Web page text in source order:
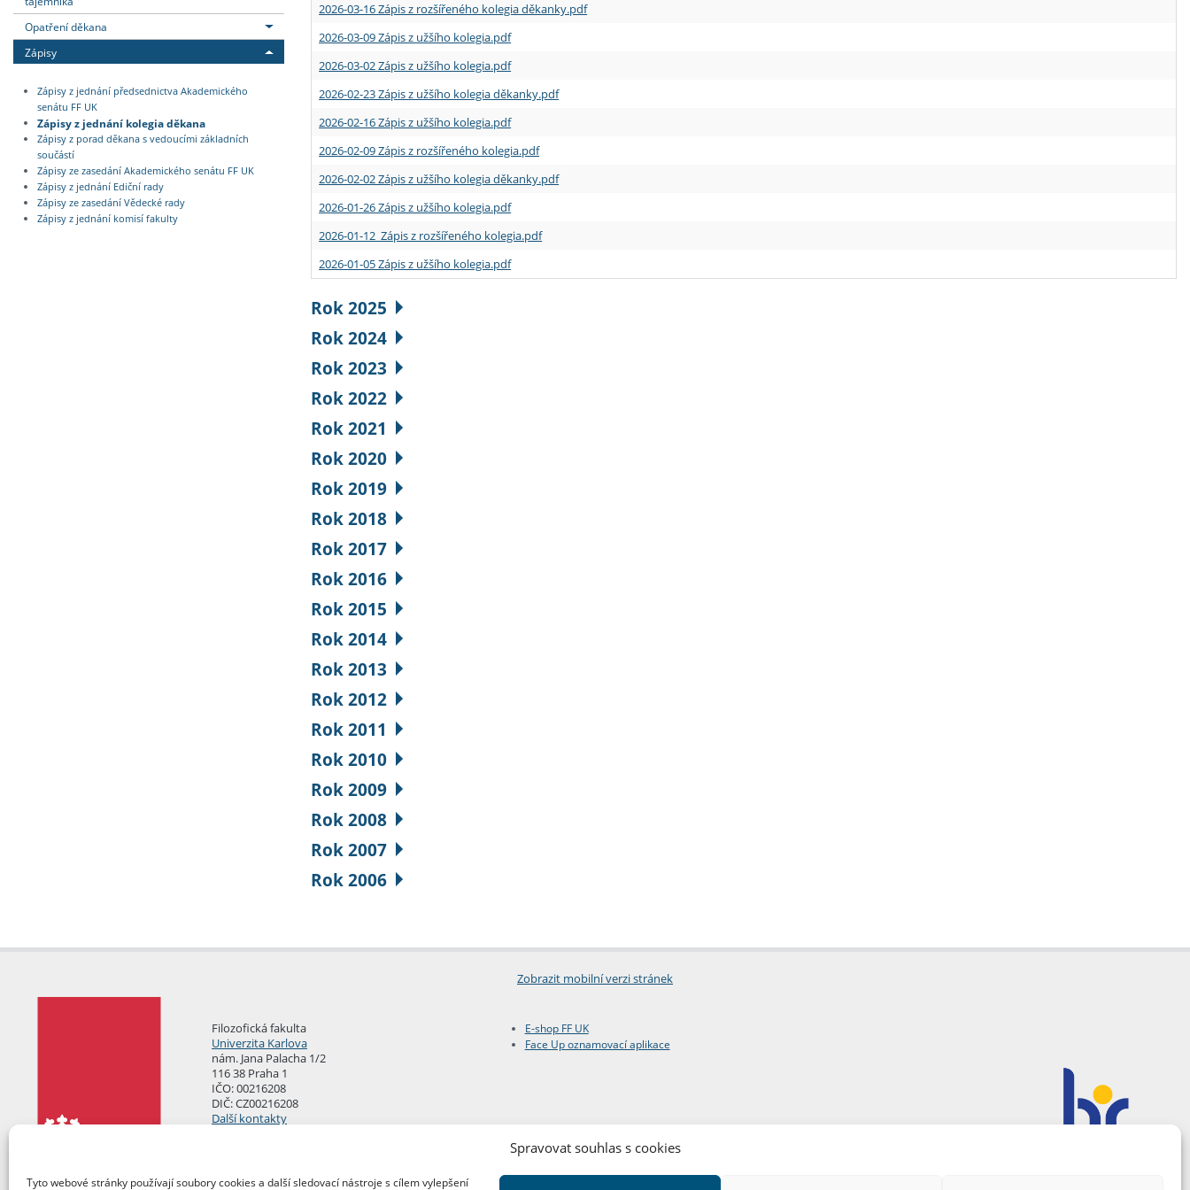
Spravovat souhlas s cookies
Tyto webové stránky používají soubory cookies a další sledovací nástroje s cílem vylepšení
Opatření děkana
Zápisy
Zápisy z jednání předsednictva Akademického
senátu FF UK
Zápisy z jednání kolegia děkana
Zápisy z porad děkana s vedoucími základních
součástí
Zápisy ze zasedání Akademického senátu FF UK
Zápisy z jednání Ediční rady
Zápisy ze zasedání Vědecké rady
Zápisy z jednání komisí fakulty
2026-03-16 Zápis z rozšířeného kolegia děkanky.pdf
2026-03-09 Zápis z užšího kolegia.pdf
2026-03-02 Zápis z užšího kolegia.pdf
2026-02-23 Zápis z užšího kolegia děkanky.pdf
2026-02-16 Zápis z užšího kolegia.pdf
2026-02-09 Zápis z rozšířeného kolegia.pdf
2026-02-02 Zápis z užšího kolegia děkanky.pdf
2026-01-26 Zápis z užšího kolegia.pdf
2026-01-12 Zápis z rozšířeného kolegia.pdf
2026-01-05 Zápis z užšího kolegia.pdf
Rok 2025
Rok 2024
Rok 2023
Rok 2022
Rok 2021
Rok 2020
Rok 2019
Rok 2018
Rok 2017
Rok 2016
Rok 2015
Rok 2014
Rok 2013
Rok 2012
Rok 2011
Rok 2010
Rok 2009
Rok 2008
Rok 2007
Rok 2006
Zobrazit mobilní verzi stránek
Filozofická fakulta
Univerzita Karlova
nám. Jana Palacha 1/2
116 38 Praha 1
IČO: 00216208
DIČ: CZ00216208
Další kontakty
E-shop FF UK
Face Up oznamovací aplikace